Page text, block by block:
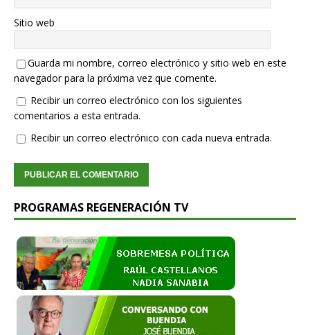
Sitio web
Guarda mi nombre, correo electrónico y sitio web en este
navegador para la próxima vez que comente.
Recibir un correo electrónico con los siguientes
comentarios a esta entrada.
Recibir un correo electrónico con cada nueva entrada.
PROGRAMAS REGENERACIÓN TV